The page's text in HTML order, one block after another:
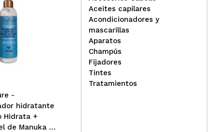
-
hidratante
Hidrata +
de Manuka y
Ellips - Ampollas de
vitamina para cabello con
aceite de argán - Vitalidad
Aceites capilares
Acondicionadores y
mascarillas
Aparatos
Champús
Fijadores
Tintes
Tratamientos